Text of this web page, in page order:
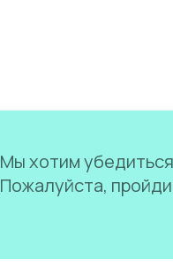
Мы хотим
Пожалуйста,